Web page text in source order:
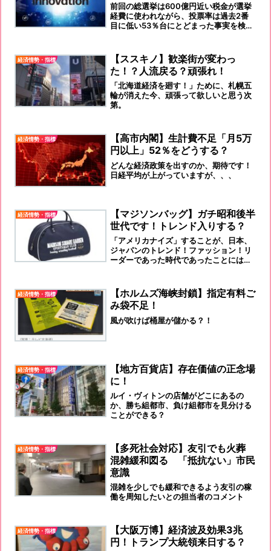
前回の総選挙は600億円近い税金が選挙
経費に使われながら、投票率は過去2番
目に低い53％台にとどまった事実を検証
【イノベーション】が必要と思います。
経済情勢・指標
【ススキノ】歓楽街が変わっ
た！？人流戻る？頑張れ！
「北海道経済を廻す！」ために、札幌五
輪が消えた今、頑張って欲しいと思う次
第。
経済情勢・指標
【高市内閣】生計費不足「月5万
円以上」52％をどうする？
どんな経済政策を出すのか、期待です！
日経平均が上がっていますが、、、
経済情勢・指標
【マジソンバッグ】ガチ昭和後半
世代です！トレンド入りする？
「アメリカナイズ」することが、日本、
ジャパンのトレンド！ファッション！リ
ーダーであった時代であったことには、
経済情勢・指標
【ホルムズ海峡封鎖】指定有料ご
み袋不足！
風が吹けば桶屋が儲かる？！
経済情勢・指標
【地方百貨店】存在価値の正念場
に！
ルイ・ヴィトンの店舗がどこにあるの
か、勝ち組都市、負け組都市を見分ける
ことができる？
経済情勢・指標
【多死社会対応】友引でも火葬
混雑緩和図る 「抵抗ない」市民
意識
混雑を少しでも緩和できるよう友引の稼
働を周知したいとの担当者のコメント
経済情勢・指標
【大阪万博】経済波及効果3兆
円！トランプ大統領来日する？